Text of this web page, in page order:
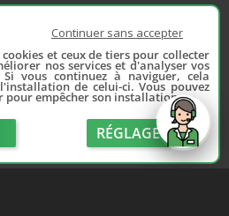
Continuer sans accepter
et ceux de tiers pour collecter
nos services et d'analyser vos
vous continuez à naviguer, cela
de celui-ci. Vous pouvez
empêcher son installation.
RÉGLAGE